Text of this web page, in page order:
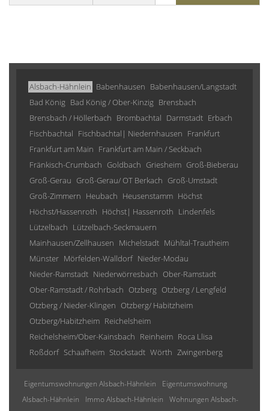
Alsbach-Hähnlein Babenhausen Babenhausen/Langstadt
Bad König Bad König / Ober-Kinzig Brensbach
Brensbach / Höllerbach Brombachtal Darmstadt Erbach
Fischbachtal Fischbachtal| Niedernhausen Frankfurt
Frankfurt am Main Frankfurt am Main / Seckbach
Fränkisch-Crumbach Goldbach Griesheim Groß-Bieberau
Groß-Gerau Groß-Gerau/ OT Berkach Groß-Umstadt
Groß-Zimmern Heubach Heusenstamm Höchst
Höchst/Hassenroth Höchst| Hassenroth Lindenfels
Lützelbach Lützelbach-Seckmauern
Mainhausen/Zellhausen Michelstadt Mühltal-Trautheim
Münster Mörfelden-Walldorf Nieder-Modau
Nieder-Ramstadt Niederwörresbach Ober-Ramstadt
Ober-Ramstadt / Rohrbach Otzberg Otzberg / Lengfeld
Otzberg / Nieder-Klingen Otzberg/ Habitzheim
Otzberg/Habitzheim Reichelsheim
Reichelsheim/Ober-Kainsbach Reinheim Roca Llisa
Roßdorf Schaafheim Stockstadt Wörth Zwingenberg
Eigentumswohnungen Alsbach-Hähnlein
Eigentumswohnung
Alsbach-Hähnlein
Immo Alsbach-Hähnlein
Wohnungen Alsbach-